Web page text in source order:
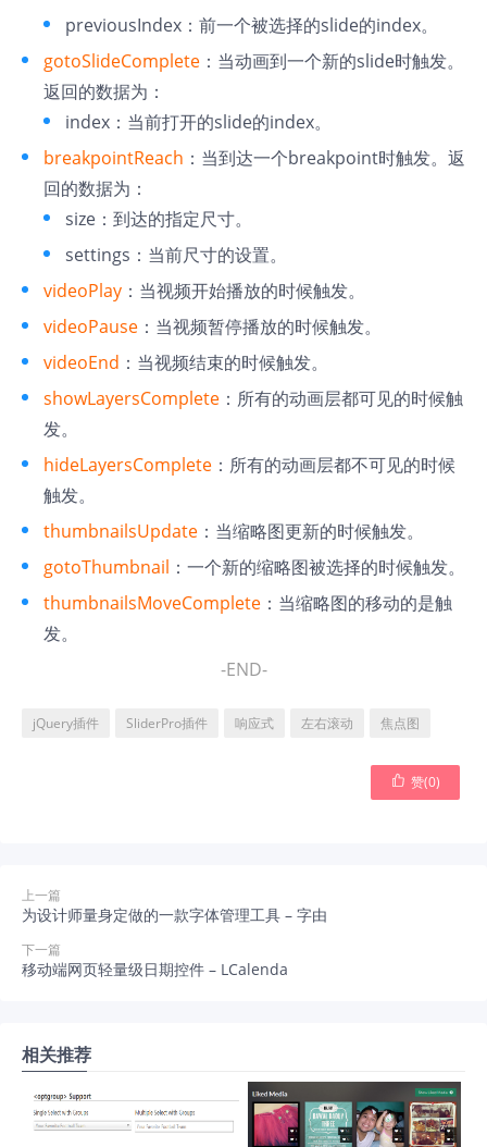
previousIndex：前一个被选择的slide的index。
gotoSlideComplete ：当动画到一个新的slide时触发。
返回的数据为：
index：当前打开的slide的index。
breakpointReach ：当到达一个breakpoint时触发。返
回的数据为：
size：到达的指定尺寸。
settings：当前尺寸的设置。
videoPlay ：当视频开始播放的时候触发。
videoPause ：当视频暂停播放的时候触发。
videoEnd ：当视频结束的时候触发。
showLayersComplete ：所有的动画层都可见的时候触
发。
hideLayersComplete ：所有的动画层都不可见的时候
触发。
thumbnailsUpdate ：当缩略图更新的时候触发。
gotoThumbnail ：一个新的缩略图被选择的时候触发。
thumbnailsMoveComplete ：当缩略图的移动的是触
发。
-END-
jQuery插件 SliderPro插件 响应式 左右滚动 焦点图
 赞(0)
上一篇
为设计师量身定做的一款字体管理工具 – 字由
下一篇
移动端网页轻量级日期控件 – LCalenda
相关推荐